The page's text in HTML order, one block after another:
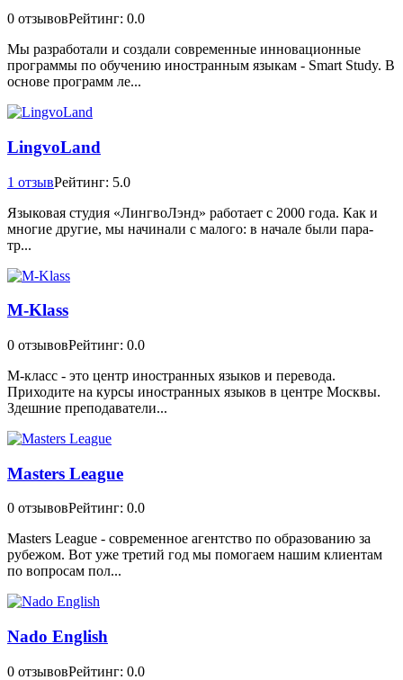
0 отзывовРейтинг: 0.0
Мы разработали и создали современные инновационные
программы по обучению иностранным языкам - Smart Study. В
основе программ ле...
LingvoLand
1 отзывРейтинг: 5.0
Языковая студия «ЛингвоЛэнд» работает с 2000 года. Как и
многие другие, мы начинали с малого: в начале были пара-
тр...
M-Klass
0 отзывовРейтинг: 0.0
М-класс - это центр иностранных языков и перевода.
Приходите на курсы иностранных языков в центре Москвы.
Здешние преподаватели...
Masters League
0 отзывовРейтинг: 0.0
Masters League - современное агентство по образованию за
рубежом. Вот уже третий год мы помогаем нашим клиентам
по вопросам пол...
Nado English
0 отзывовРейтинг: 0.0